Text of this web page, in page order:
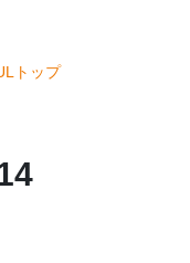
トップ